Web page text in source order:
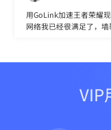
用GoLink加速王者荣耀
网络我已经很满足了，墙
VIP